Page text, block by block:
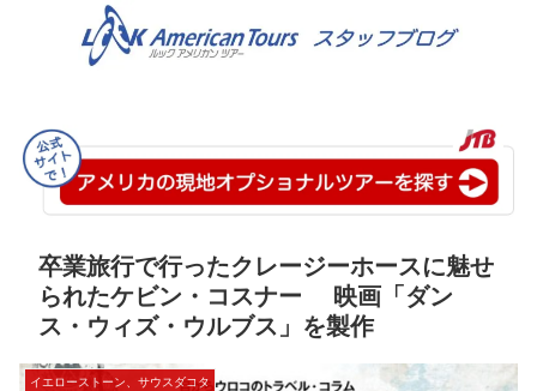
卒業旅行で行ったクレージーホースに魅せ
られたケビン・コスナー 映画「ダン
ス・ウィズ・ウルブス」を製作
イエローストーン、サウスダコタ